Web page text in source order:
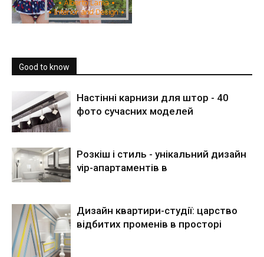
Good to know
Настінні карнизи для штор - 40
фото сучасних моделей
Розкіш і стиль - унікальний дизайн
vip-апартаментів в
Дизайн квартири-студії: царство
відбитих променів в просторі